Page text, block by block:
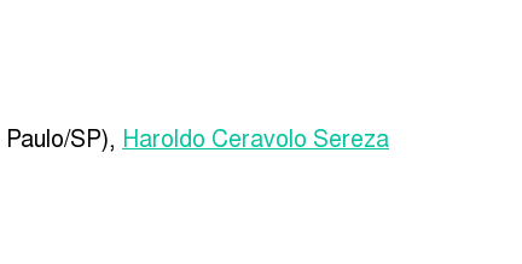
Paulo/SP), Haroldo Ceravolo Sereza